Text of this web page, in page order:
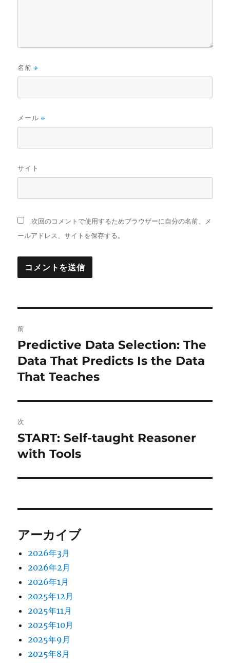
名前※
メール※
サイト
次回のコメントで使用するためブラウザーに自分の名前、メ
ールアドレス、サイトを保存する。
稿
ナ
ビ
ゲ
ー
シ
前
前
の
投
Predictive Data Selection: The
Data That Predicts Is the Data
That Teaches
次
次
の
稿:
START: Self-taught Reasoner
with Tools
アーカイブ
2026年3月
2026年2月
2026年1月
2025年12月
2025年11月
2025年10月
2025年9月
2025年8月